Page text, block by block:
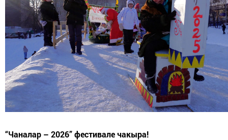
“Чаналар – 2026” фестивале чакыра!